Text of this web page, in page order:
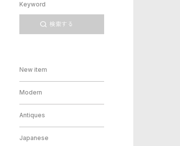
New item
Modern
Antiques
Japanese